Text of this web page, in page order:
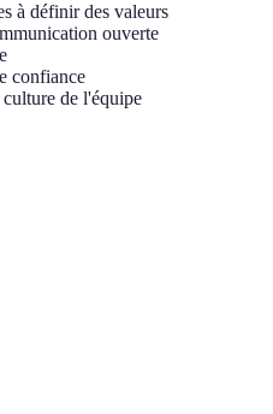
à définir des valeurs
ouverte
confiance
de l'équipe